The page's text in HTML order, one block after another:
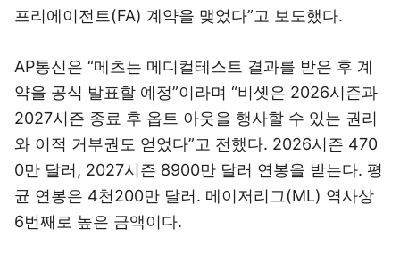
프리에이전트(FA) 계약을 맺었다”고 보도했다.
AP통신은 “메츠는 메디컬테스트 결과를 받은 후 계
약을 공식 발표할 예정”이라며 “비솃은 2026시즌과
2027시즌 종료 후 옵트 아웃을 행사할 수 있는 권리
와 이적 거부권도 얻었다”고 전했다. 2026시즌 470
0만 달러, 2027시즌 8900만 달러 연봉을 받는다. 평
균 연봉은 4천200만 달러. 메이저리그(ML) 역사상
6번째로 높은 금액이다.